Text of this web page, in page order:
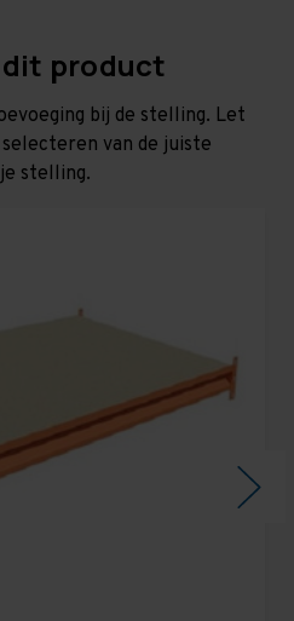
product
bij de stelling. Let
van de juiste
stelling.